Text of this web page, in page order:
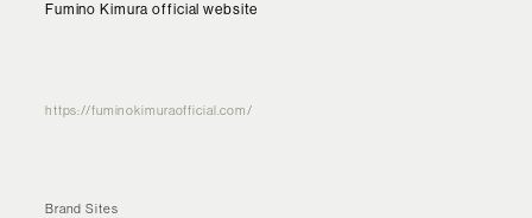
Fumino Kimura official website
https://fuminokimuraofficial.com/
Brand Sites